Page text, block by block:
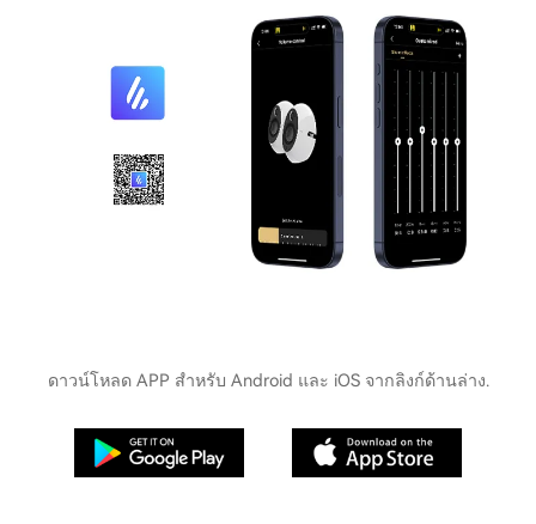
ดาวน์โหลด APP สำหรับ Android และ iOS จากลิงก์ด้านล่าง.